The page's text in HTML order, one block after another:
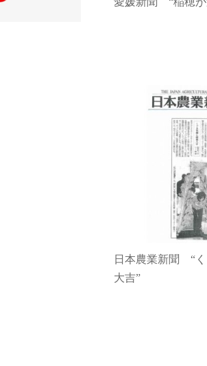
日本農業新聞 “
大吉”